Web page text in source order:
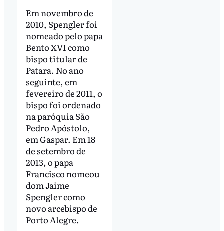
Em novembro de
2010, Spengler foi
nomeado pelo papa
Bento XVI como
bispo titular de
Patara. No ano
seguinte, em
fevereiro de 2011, o
bispo foi ordenado
na paróquia São
Pedro Apóstolo,
em Gaspar. Em 18
de setembro de
2013, o papa
Francisco nomeou
dom Jaime
Spengler como
novo arcebispo de
Porto Alegre.